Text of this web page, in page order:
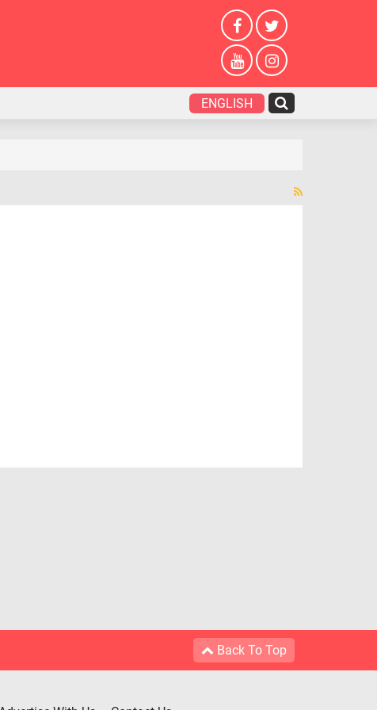
ENGLISH
Back To Top